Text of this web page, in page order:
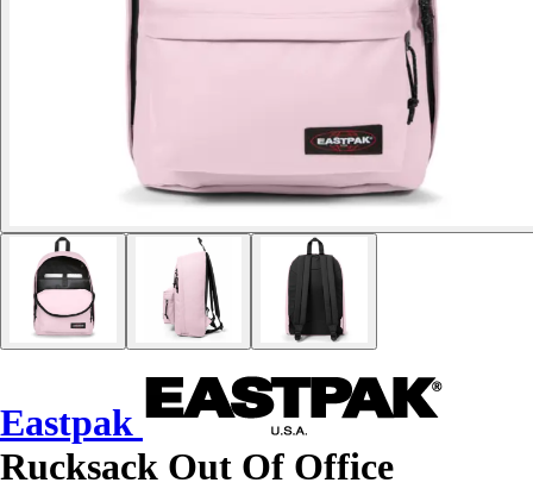
Eastpak
Rucksack Out Of Office